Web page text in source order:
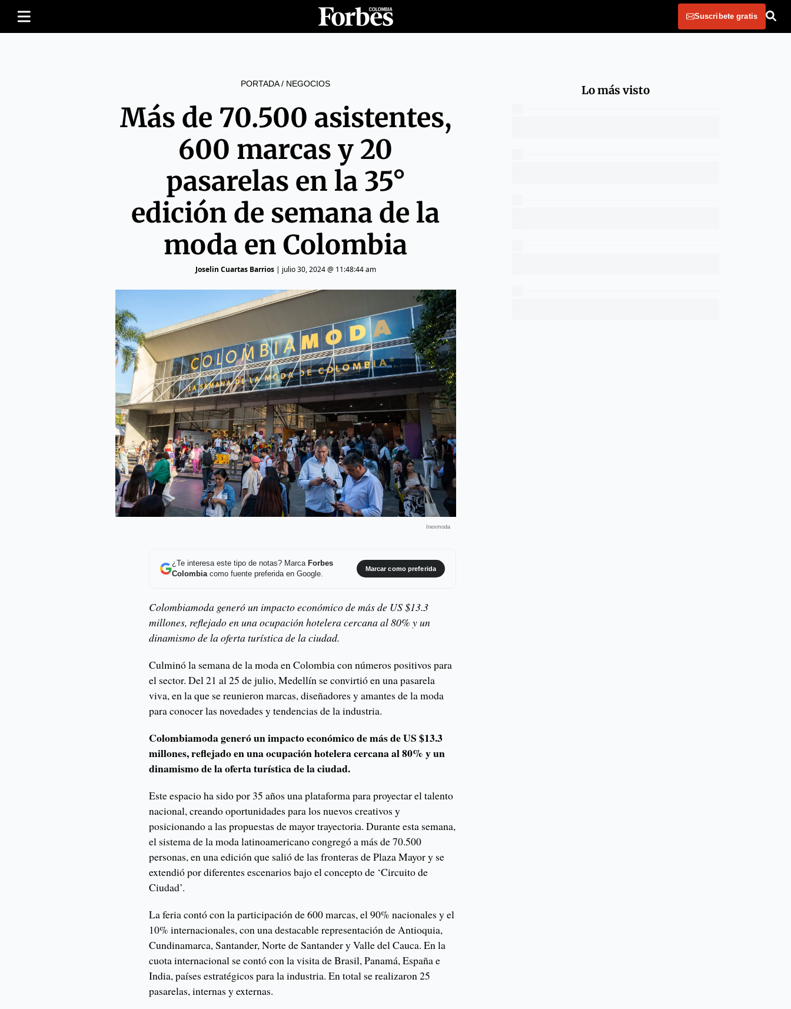
Suscribete gratis
PORTADA/ NEGOCIOS
Más de 70.500 asistentes,
600 marcas y 20
pasarelas en la 35°
edición de semana de la
moda en Colombia
Joselin Cuartas Barrios| julio 30, 2024 @ 11:48:44 am
Inexmoda
¿Te interesa este tipo de notas? Marca Forbes
Colombiacomo fuente preferida en Google.
Marcar como preferida
Colombiamoda generó un impacto económico de más de US $13.3
millones, reflejado en una ocupación hotelera cercana al 80% y un
dinamismo de la oferta turística de la ciudad.
Culminó la semana de la moda en Colombia con números positivos para
el sector. Del 21 al 25 de julio, Medellín se convirtió en una pasarela
viva, en la que se reunieron marcas, diseñadores y amantes de la moda
para conocer las novedades y tendencias de la industria.
Colombiamoda generó un impacto económico de más de US $13.3
millones, reflejado en una ocupación hotelera cercana al 80% y un
dinamismo de la oferta turística de la ciudad.
Este espacio ha sido por 35 años una plataforma para proyectar el talento
nacional, creando oportunidades para los nuevos creativos y
posicionando a las propuestas de mayor trayectoria. Durante esta semana,
el sistema de la moda latinoamericano congregó a más de 70.500
personas, en una edición que salió de las fronteras de Plaza Mayor y se
extendió por diferentes escenarios bajo el concepto de ‘Circuito de
Ciudad’.
La feria contó con la participación de 600 marcas, el 90% nacionales y el
10% internacionales, con una destacable representación de Antioquia,
Cundinamarca, Santander, Norte de Santander y Valle del Cauca. En la
cuota internacional se contó con la visita de Brasil, Panamá, España e
India, países estratégicos para la industria. En total se realizaron 25
pasarelas, internas y externas.
Lo más visto